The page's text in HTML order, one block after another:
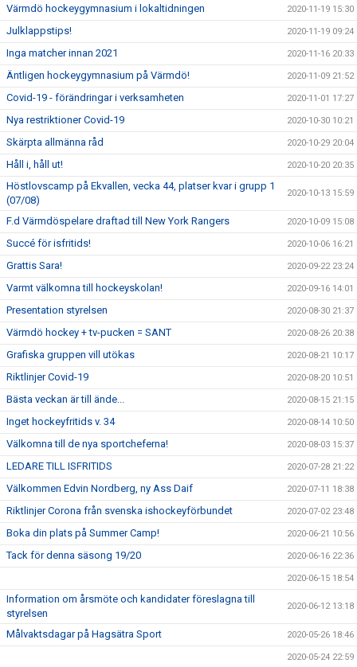
Värmdö hockeygymnasium i lokaltidningen 2020-11-19 15:30
Julklappstips! 2020-11-19 09:24
Inga matcher innan 2021 2020-11-16 20:33
Äntligen hockeygymnasium på Värmdö! 2020-11-09 21:52
Covid-19 - förändringar i verksamheten 2020-11-01 17:27
Nya restriktioner Covid-19 2020-10-30 10:21
Skärpta allmänna råd 2020-10-29 20:04
Håll i, håll ut! 2020-10-20 20:35
Höstlovscamp på Ekvallen, vecka 44, platser kvar i grupp 1
(07/08)
2020-10-13 15:59
F.d Värmdöspelare draftad till New York Rangers 2020-10-09 15:08
Succé för isfritids! 2020-10-06 16:21
Grattis Sara! 2020-09-22 23:24
Varmt välkomna till hockeyskolan! 2020-09-16 14:01
Presentation styrelsen 2020-08-30 21:37
Värmdö hockey + tv-pucken = SANT 2020-08-26 20:38
Grafiska gruppen vill utökas 2020-08-21 10:17
Riktlinjer Covid-19 2020-08-20 10:51
Bästa veckan är till ände... 2020-08-15 21:15
Inget hockeyfritids v. 34 2020-08-14 10:50
Välkomna till de nya sportcheferna! 2020-08-03 15:37
LEDARE TILL ISFRITIDS 2020-07-28 21:22
Välkommen Edvin Nordberg, ny Ass Daif 2020-07-11 18:38
Riktlinjer Corona från svenska ishockeyförbundet 2020-07-02 23:48
Boka din plats på Summer Camp! 2020-06-21 10:56
Tack för denna säsong 19/20 2020-06-16 22:36
2020-06-15 18:54
Information om årsmöte och kandidater föreslagna till
styrelsen
2020-06-12 13:18
Målvaktsdagar på Hagsätra Sport 2020-05-26 18:46
2020-05-24 22:59